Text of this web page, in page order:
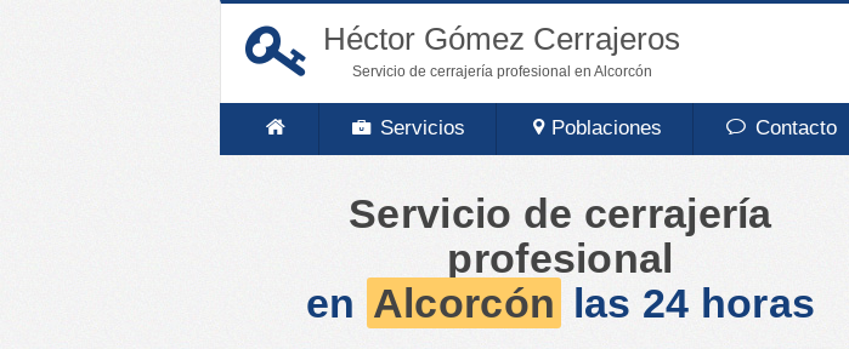
Héctor Gómez Cerrajeros
Servicio de cerrajería profesional en Alcorcón
Servicios Poblaciones Contacto
Servicio de cerrajería
profesional
en Alcorcón las 24 horas